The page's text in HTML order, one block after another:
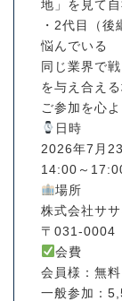
地」を見て
・2代目（
悩んでいる
同じ業界で
を与え合え
ご参加を心
日時
2026年7月23
14:00～
場所
株式会社サ
〒031-0004
会費
会員様：無料
一般参加：